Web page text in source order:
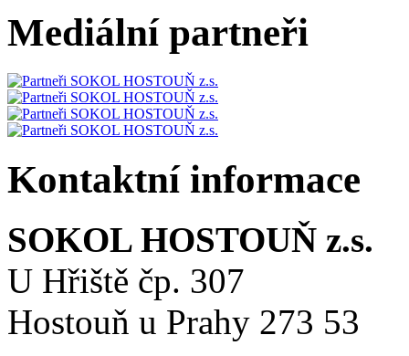
Mediální partneři
Kontaktní informace
SOKOL HOSTOUŇ z.s.
U Hřiště čp. 307
Hostouň u Prahy 273 53